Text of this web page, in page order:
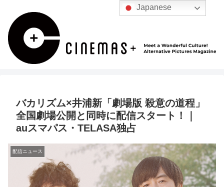
バカリズム×井浦新「劇場版 殺意の道程」
全国劇場公開と同時に配信スタート！｜
auスマパス・TELASA独占
配信ニュース
Japanese